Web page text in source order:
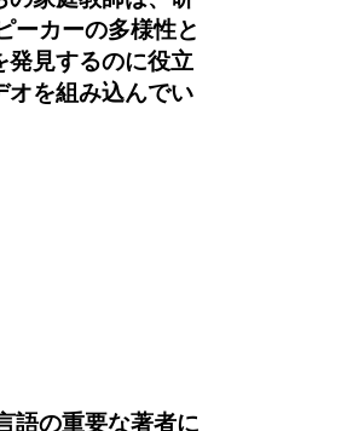
ーカーの多様性と
発見するのに役立
オを組み込んでい
語の重要な著者に